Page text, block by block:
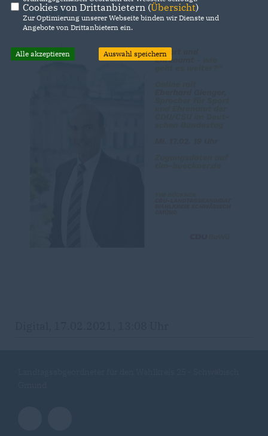
de/j.php
Cookies von Drittanbietern (Übersicht)
Zur Optimierung unserer Webseite binden wir Dienste und
Angebote von Drittanbietern ein.
Alle akzeptieren Auswahl speichern